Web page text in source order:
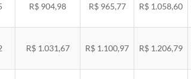
R$ 904,98 R$ 965,77 R$ 1.058,60
R$ 1.031,67 R$ 1.100,97 R$ 1.206,79